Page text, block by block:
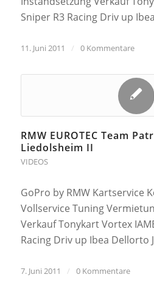
Sniper R3 Racing Driv up
11. Juni 2011 / 0 Kommentare
RMW EUROTEC Team
Liedolsheim II
VIDEOS
GoPro by RMW Kartservice
Vollservice Tuning
Verkauf Tonykart Vortex
Racing Driv up Ibea Dellorto
7. Juni 2011 / 0 Kommentare